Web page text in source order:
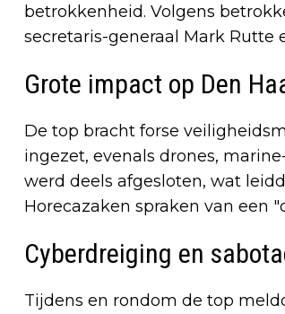
betrokkenheid. Volgens
secretaris-generaal Mark Rutte
Grote impact op Den
De top bracht forse
ingezet, evenals drones,
werd deels afgesloten, wat
Horecazaken spraken van een
Cyberdreiging en
Tijdens en rondom de top